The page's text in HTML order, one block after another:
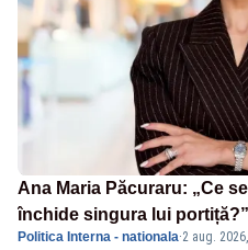
Ana Maria Păcuraru: „Ce
închide singura lui portiță?”
Politica Interna - nationala·2 aug.